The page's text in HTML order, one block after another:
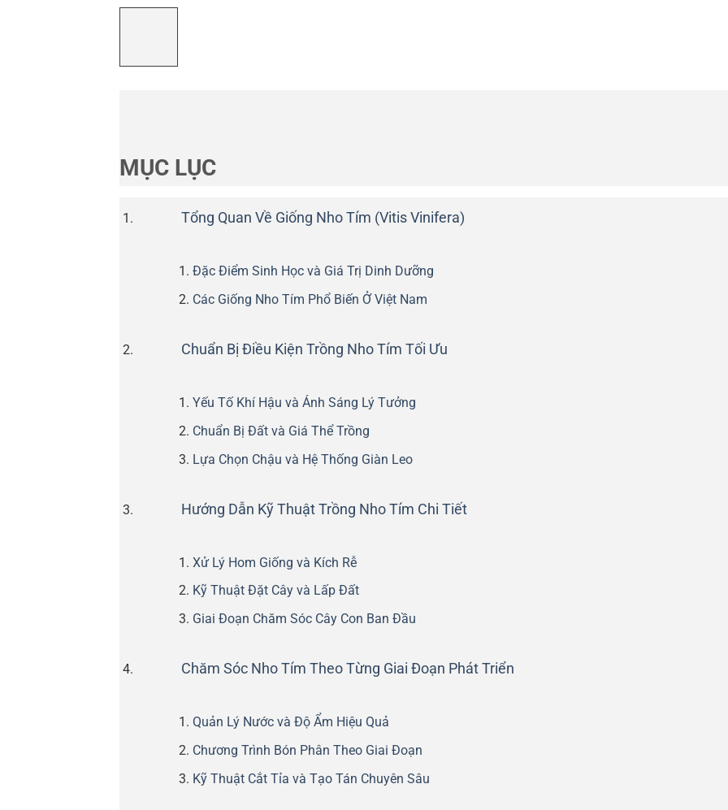
MỤC LỤC
Tổng Quan Về Giống Nho Tím (Vitis Vinifera)
Đặc Điểm Sinh Học và Giá Trị Dinh Dưỡng
Các Giống Nho Tím Phổ Biến Ở Việt Nam
Chuẩn Bị Điều Kiện Trồng Nho Tím Tối Ưu
Yếu Tố Khí Hậu và Ánh Sáng Lý Tưởng
Chuẩn Bị Đất và Giá Thể Trồng
Lựa Chọn Chậu và Hệ Thống Giàn Leo
Hướng Dẫn Kỹ Thuật Trồng Nho Tím Chi Tiết
Xử Lý Hom Giống và Kích Rễ
Kỹ Thuật Đặt Cây và Lấp Đất
Giai Đoạn Chăm Sóc Cây Con Ban Đầu
Chăm Sóc Nho Tím Theo Từng Giai Đoạn Phát Triển
Quản Lý Nước và Độ Ẩm Hiệu Quả
Chương Trình Bón Phân Theo Giai Đoạn
Kỹ Thuật Cắt Tỉa và Tạo Tán Chuyên Sâu